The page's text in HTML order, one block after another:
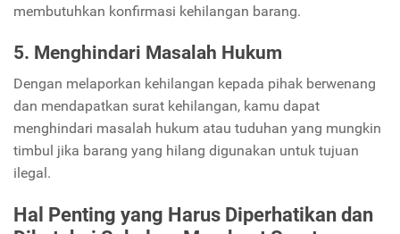
membutuhkan konfirmasi kehilangan barang.
5. Menghindari Masalah Hukum
Dengan melaporkan kehilangan kepada pihak berwenang
dan mendapatkan surat kehilangan, kamu dapat
menghindari masalah hukum atau tuduhan yang mungkin
timbul jika barang yang hilang digunakan untuk tujuan
ilegal.
Hal Penting yang Harus Diperhatikan dan